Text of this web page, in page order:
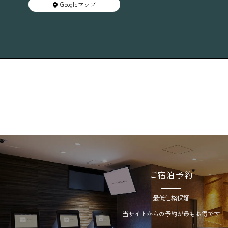
Googleマップ
ご宿泊予約
最低価格保証
当サイトからの予約が最もお得です